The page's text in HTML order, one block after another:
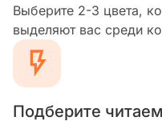
Выберите 2-3 цвета,
выделяют вас среди
Подберите